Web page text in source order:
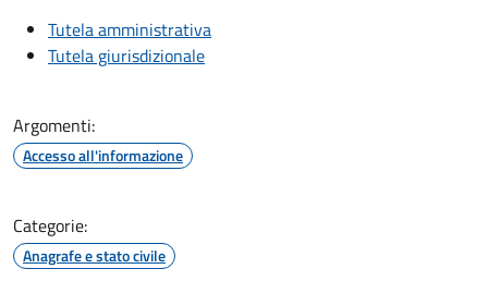
Tutela amministrativa
Tutela giurisdizionale
Argomenti:
Accesso all'informazione
Categorie:
Anagrafe e stato civile